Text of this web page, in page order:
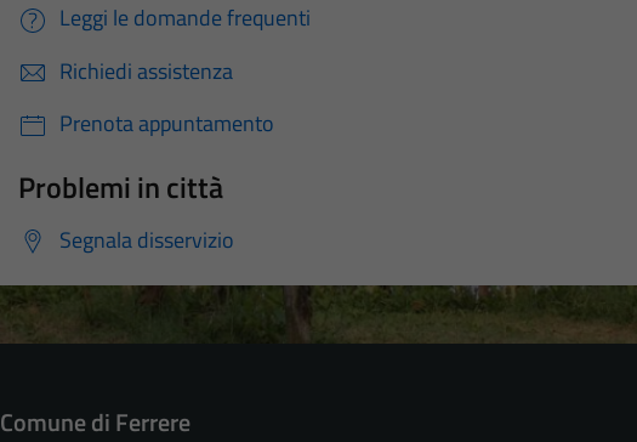
Leggi le domande frequenti
Richiedi assistenza
Prenota appuntamento
Problemi in città
Segnala disservizio
Comune di Ferrere